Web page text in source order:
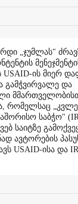
„ჯუმლას"
USAID-ის მიერ
გამჭვირვალე და
რომელსაც
საბჭო"
საიტზე
ავტორების
USAID-ისა და